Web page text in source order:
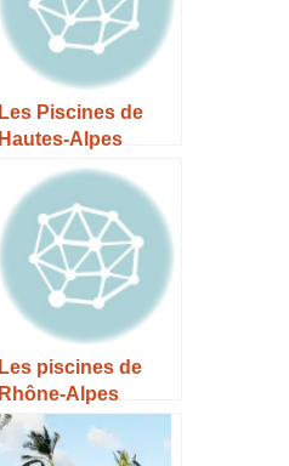
Les Piscines de
Hautes-Alpes
Les piscines de
Rhône-Alpes